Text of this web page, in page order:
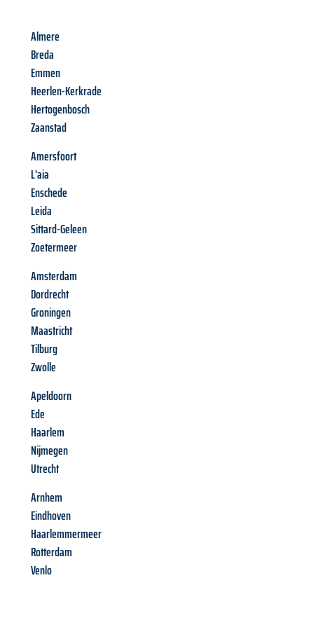
Almere
Breda
Emmen
Heerlen-Kerkrade
Hertogenbosch
Zaanstad
Amersfoort
L'aia
Enschede
Leida
Sittard-Geleen
Zoetermeer
Amsterdam
Dordrecht
Groningen
Maastricht
Tilburg
Zwolle
Apeldoorn
Ede
Haarlem
Nijmegen
Utrecht
Arnhem
Eindhoven
Haarlemmermeer
Rotterdam
Venlo